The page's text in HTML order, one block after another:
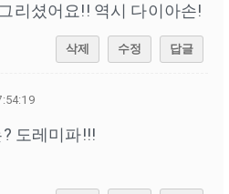
잘 그리셨어요!! 역시 다이아손!
삭제 수정 답글
도레미파!!!